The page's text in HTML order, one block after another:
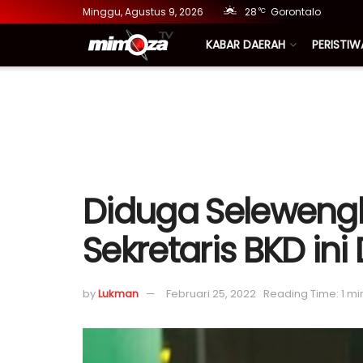
Minggu, Agustus 9, 2026 28 °C Gorontalo
KABAR DAERAH
Diduga
Sekretaris BKD
byLukman Februari 25, 2022 Reading Time: 1